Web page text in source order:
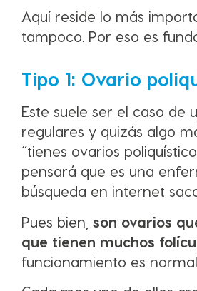
Aquí reside lo más
tampoco. Por eso es
Tipo 1: Ovario
Este suele ser el caso de
regulares y quizás algo
“tienes ovarios
pensará que es una
búsqueda en internet
Pues bien, son ovarios
que tienen muchos
funcionamiento es normal.